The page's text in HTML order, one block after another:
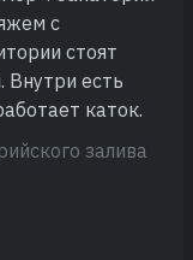
с
стоят
Внутри есть
каток.
залива